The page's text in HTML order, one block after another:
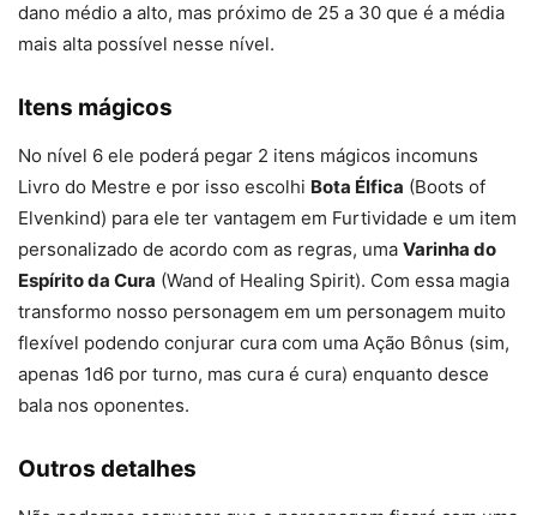
dano médio a alto, mas próximo de 25 a 30 que é a média
mais alta possível nesse nível.
Itens mágicos
No nível 6 ele poderá pegar 2 itens mágicos incomuns
Livro do Mestre e por isso escolhi Bota Élfica (Boots of
Elvenkind) para ele ter vantagem em Furtividade e um item
personalizado de acordo com as regras, uma Varinha do
Espírito da Cura (Wand of Healing Spirit). Com essa magia
transformo nosso personagem em um personagem muito
flexível podendo conjurar cura com uma Ação Bônus (sim,
apenas 1d6 por turno, mas cura é cura) enquanto desce
bala nos oponentes.
Outros detalhes